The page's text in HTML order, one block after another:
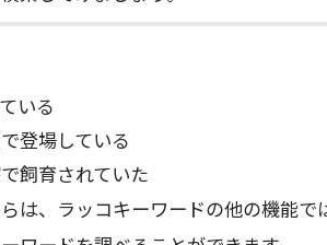
いる
登場している
飼育されていた
は、ラッコキーワードの他の機能